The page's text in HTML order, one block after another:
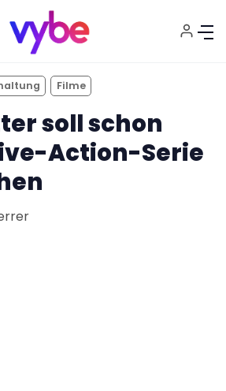
Filme
soll schon
Action-Serie